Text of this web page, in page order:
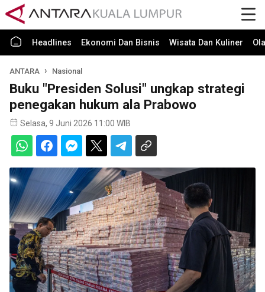
Headlines Ekonomi Dan Bisnis Wisata Dan Kuliner
ANTARA Nasional
Buku "Presiden Solusi" ungkap strategi
penegakan hukum ala Prabowo
Selasa, 9 Juni 2026 11:00 WIB